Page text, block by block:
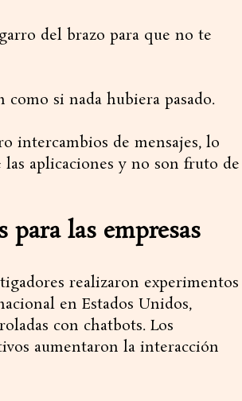
del brazo para que no te
si nada hubiera pasado.
intercambios de mensajes, lo
aplicaciones y no son fruto de
las empresas
realizaron experimentos
en Estados Unidos,
con chatbots. Los
aumentaron la interacción